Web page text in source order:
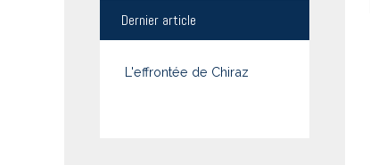
Dernier article
L'effrontée de Chiraz